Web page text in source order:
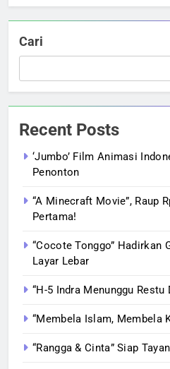
Cari
Recent Posts
‘Jumbo’ Film Animasi
Penonton
“A Minecraft Movie”, Raup
Pertama!
“Cocote Tonggo” Hadirkan
Layar Lebar
“H-5 Indra Menunggu Restu
“Membela Islam, Membela
“Rangga & Cinta” Siap